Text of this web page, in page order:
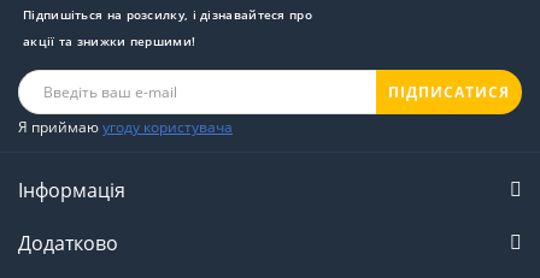
Підпишіться на розсилку, і дізнавайтеся про
акції та знижки першими!
ПІДПИСАТИСЯ
Я приймаюугоду користувача
Інформація
Додатково